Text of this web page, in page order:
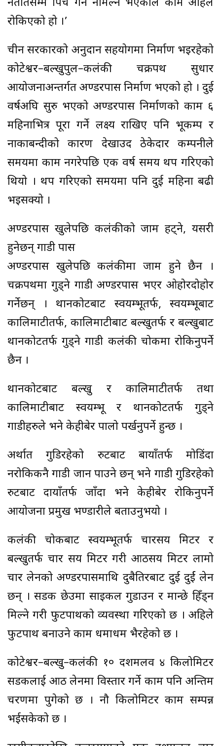
नतातेसम्म पिच गर्न नमिल्ने भएकाले काम अहिले
रोकिएको हो ।’
चीन सरकारको अनुदान सहयोगमा निर्माण भइरहेको
कोटेश्वर–बल्खुपुल–कलंकी चक्रपथ सुधार
आयोजनाअन्तर्गत अण्डरपास निर्माण भएको हो । दुई
वर्षअघि सुरु भएको अण्डरपास निर्माणको काम ६
महिनाभित्र पूरा गर्ने लक्ष्य राखिए पनि भूकम्प र
नाकाबन्दीको कारण देखाउदैं ठेकेदार कम्पनीले
समयमा काम नगरेपछि एक वर्ष समय थप गरिएको
थियो । थप गरिएको समयमा पनि दुई महिना बढी
भइसक्यो ।
अण्डरपास खुलेपछि कलंकीको जाम हट्ने, यसरी
हुनेछन् गाडी पास
अण्डरपास खुलेपछि कलंकीमा जाम हुने छैन ।
चक्रपथमा गुड्ने गाडी अण्डरपास भएर ओहोरदोहोर
गर्नेछन् । थानकोटबाट स्वयम्भूतर्फ, स्वयम्भूबाट
कालिमाटीतर्फ, कालिमाटीबाट बल्खुतर्फ र बल्खुबाट
थानकोटतर्फ गुड्ने गाडी कलंकी चोकमा रोकिनुपर्ने
छैन ।
थानकोटबाट बल्खु र कालिमाटीतर्फ तथा
कालिमाटीबाट स्वयम्भू र थानकोटतर्फ गुड्ने
गाडीहरुले भने केहीबेर पालो पर्खनुपर्ने हुन्छ ।
अर्थात गुडिरहेको रुटबाट बायाँतर्फ मोडिंदा
नरोकिकनै गाडी जान पाउने छन् भने गाडी गुडिरहेको
रुटबाट दायाँतर्फ जाँदा भने केहीबेर रोकिनुपर्ने
आयोजना प्रमुख भण्डारीले बताउनुभयो ।
कलंकी चोकबाट स्वयम्भूतर्फ चारसय मिटर र
बल्खुतर्फ चार सय मिटर गरी आठसय मिटर लामो
चार लेनको अण्डरपासमाथि दुबैतिरबाट दुई दुर्ई लेन
छन् । सडक छेउमा साइकल गुडाउन र मान्छे हिँड्न
मिल्ने गरी फुटपाथको व्यवस्था गरिएको छ । अहिले
फुटपाथ बनाउने काम धमाधम भैरहेको छ ।
कोटेश्वर–बल्खु–कलंकी १० दशमलव ४ किलोमिटर
सडकलाई आठ लेनमा विस्तार गर्ने काम पनि अन्तिम
चरणमा पुगेको छ । नौ किलोमिटर काम सम्पन्न
भईसकेको छ ।